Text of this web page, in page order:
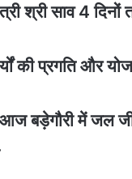
श्री साव 4 दिनों
की प्रगति और
बड़ेगौरी में जल